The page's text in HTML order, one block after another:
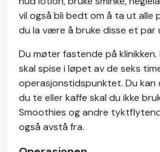
vil også bli bedt om å ta ut alle
du la være å bruke disse et par
Du møter fastende på klinikken.
skal spise i løpet av de seks
operasjonstidspunktet. Du kan
du te eller kaffe skal du ikke
Smoothies og andre
også avstå fra.